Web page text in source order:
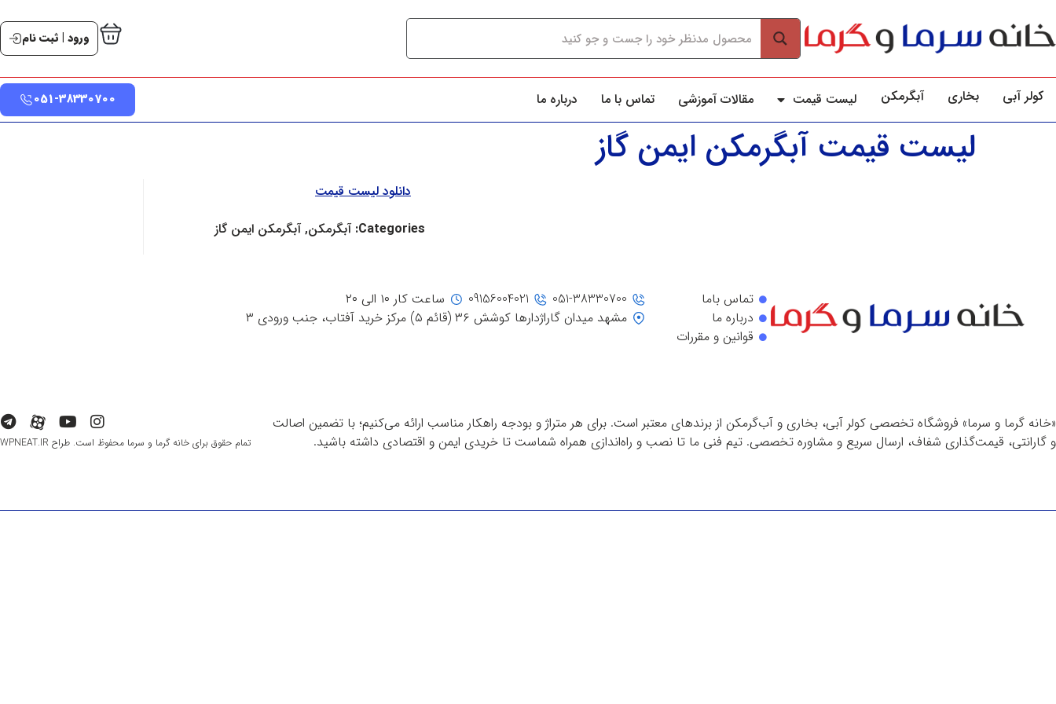
ورود | ثبت نام
کولر آبي بخاری آبگرمکن لیست قیمت مقالات آموزشی تماس با ما درباره ما 051-38330700
لیست قیمت آبگرمکن ایمن گاز
دانلود لیست قیمت
Categories: آبگرمکن, آبگرمکن ایمن گاز
051-38330700
09156004021
ساعت کار ۱۰ الی ۲۰
مشهد میدان گاراژدارها کوشش ۳۶ (قائم ۵) مرکز خرید آفتاب، جنب ورودی ۳
تماس باما
درباره ما
قوانین و مقررات
«خانه گرما و سرما» فروشگاه تخصصی کولر آبی، بخاری و آب‌گرمکن از برندهای معتبر است. برای هر متراژ و بودجه راهکار مناسب ارائه می‌کنیم؛ با تضمین اصالت
و گارانتی، قیمت‌گذاری شفاف، ارسال سریع و مشاوره تخصصی. تیم فنی ما تا نصب و راه‌اندازی همراه شماست تا خریدی ایمن و اقتصادی داشته باشید.
تمام حقوق برای خانه گرما و سرما محفوظ است. طراح WPNEAT.IR